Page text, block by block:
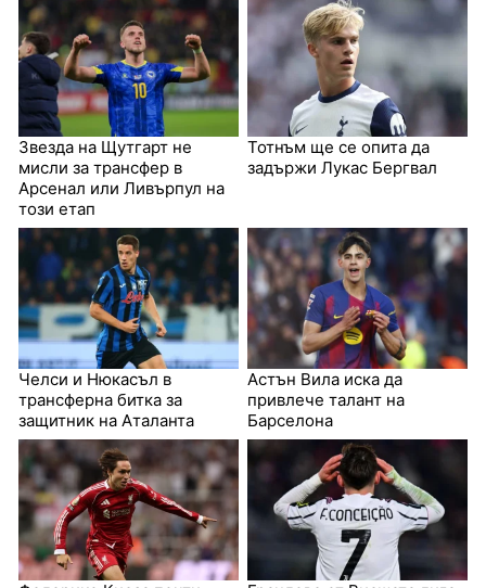
Звезда на Щутгарт не
мисли за трансфер в
Арсенал или Ливърпул на
този етап
Тотнъм ще се опита да
задържи Лукас Бергвал
Челси и Нюкасъл в
трансферна битка за
защитник на Аталанта
Астън Вила иска да
привлече талант на
Барселона